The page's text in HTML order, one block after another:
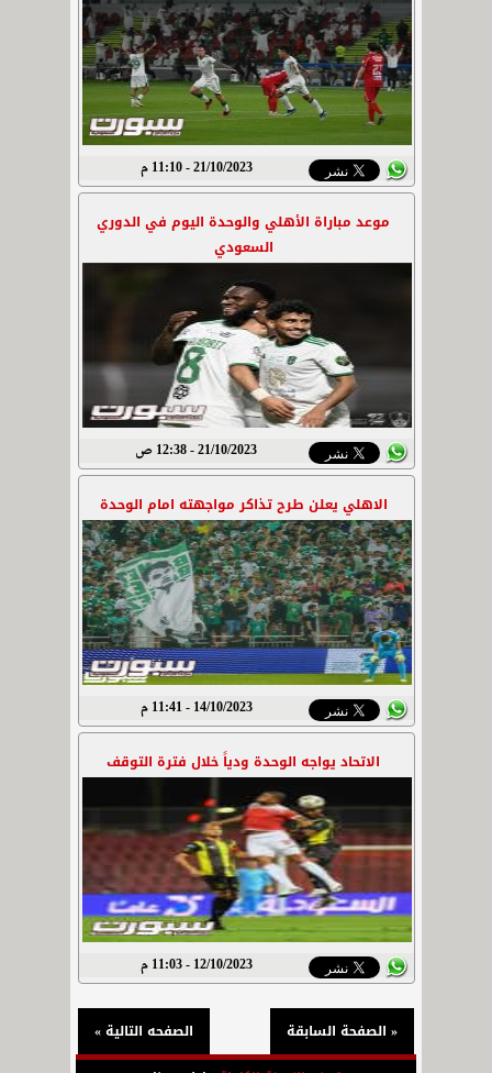
21/10/2023 - 11:10 م
موعد مباراة الأهلي والوحدة اليوم في الدوري
السعودي
21/10/2023 - 12:38 ص
الاهلي يعلن طرح تذاكر مواجهته امام الوحدة
14/10/2023 - 11:41 م
الاتحاد يواجه الوحدة ودياً خلال فترة التوقف
12/10/2023 - 11:03 م
الصفحه التالية » « الصفحة السابقة